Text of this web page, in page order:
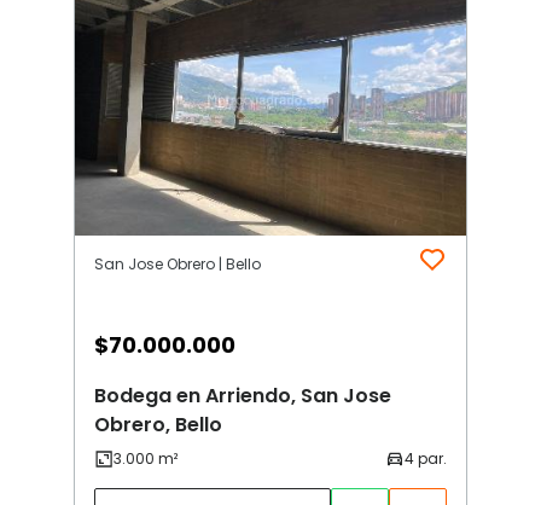
San Jose Obrero | Bello
$70.000.000
Bodega en Arriendo, San Jose
Obrero, Bello